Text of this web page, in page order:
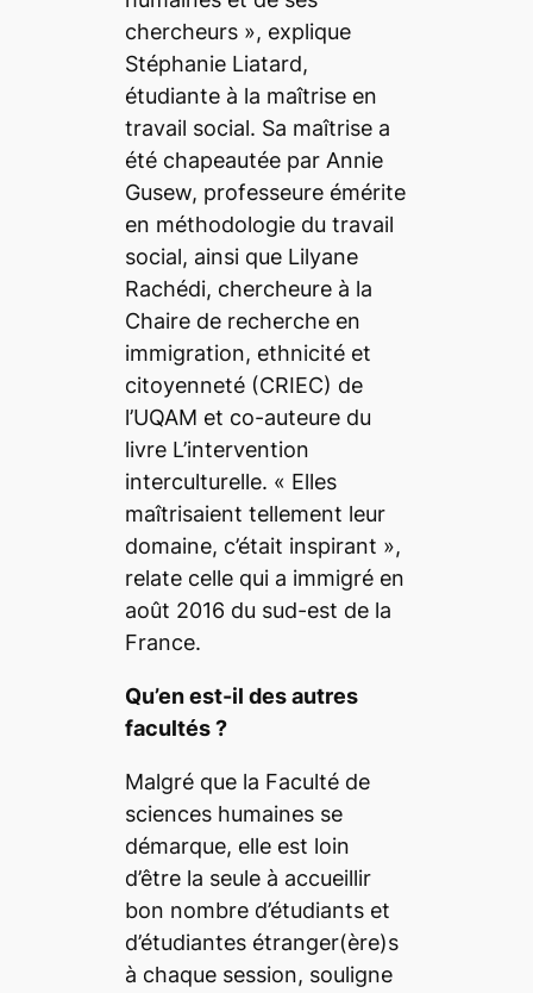
chercheurs », explique
Stéphanie Liatard,
étudiante à la maîtrise en
travail social. Sa maîtrise a
été chapeautée par Annie
Gusew, professeure émérite
en méthodologie du travail
social, ainsi que Lilyane
Rachédi, chercheure à la
Chaire de recherche en
immigration, ethnicité et
citoyenneté (CRIEC) de
l’UQAM et co-auteure du
livre L’intervention
interculturelle. « Elles
maîtrisaient tellement leur
domaine, c’était inspirant »,
relate celle qui a immigré en
août 2016 du sud-est de la
France.
Qu’en est-il des autres
facultés ?
Malgré que la Faculté de
sciences humaines se
démarque, elle est loin
d’être la seule à accueillir
bon nombre d’étudiants et
d’étudiantes étranger(ère)s
à chaque session, souligne